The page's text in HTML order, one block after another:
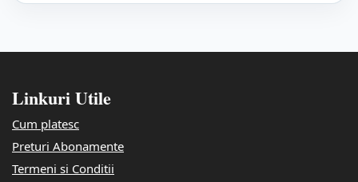
Linkuri Utile
Cum platesc
Preturi Abonamente
Termeni si Conditii